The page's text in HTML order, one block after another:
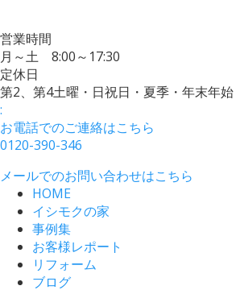
営業時間
月～土 8:00～17:30
定休日
第2、第4土曜・日祝日・夏季・年末年始
:
お電話でのご連絡はこちら
0120-390-346
メールでのお問い合わせはこちら
HOME
イシモクの家
事例集
お客様レポート
リフォーム
ブログ